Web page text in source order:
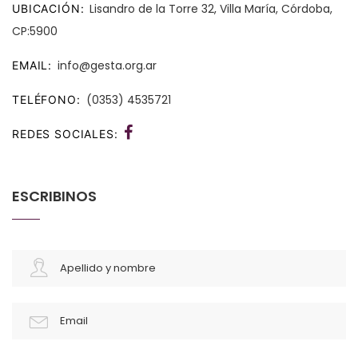
UBICACIÓN
Lisandro de la Torre 32, Villa María, Córdoba,
CP:5900
EMAIL info@gesta.org.ar
TELÉFONO (0353) 4535721
REDES SOCIALES
ESCRIBINOS
Apellido y nombre
Email